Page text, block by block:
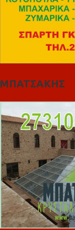
ΜΠΑΤΣΑΚΗΣ